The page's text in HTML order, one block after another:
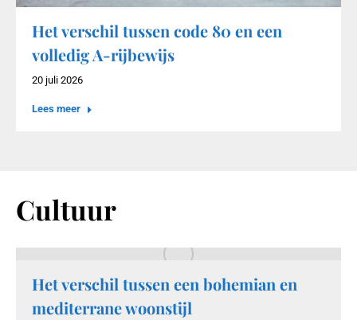
Het verschil tussen code 80 en een
volledig A-rijbewijs
20 juli 2026
Lees meer
Cultuur
Het verschil tussen een bohemian en
mediterrane woonstijl